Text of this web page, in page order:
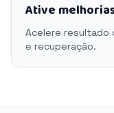
Ative
Acelere resultado
e recuperação.